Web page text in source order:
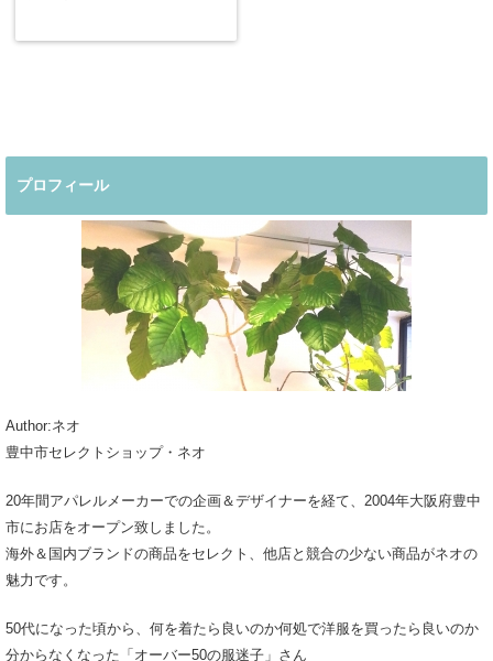
プロフィール
Author:ネオ
豊中市セレクトショップ・ネオ
20年間アパレルメーカーでの企画＆デザイナーを経て、2004年大阪府豊中
市にお店をオープン致しました。
海外＆国内ブランドの商品をセレクト、他店と競合の少ない商品がネオの
魅力です。
50代になった頃から、何を着たら良いのか何処で洋服を買ったら良いのか
分からなくなった「オーバー50の服迷子」さん